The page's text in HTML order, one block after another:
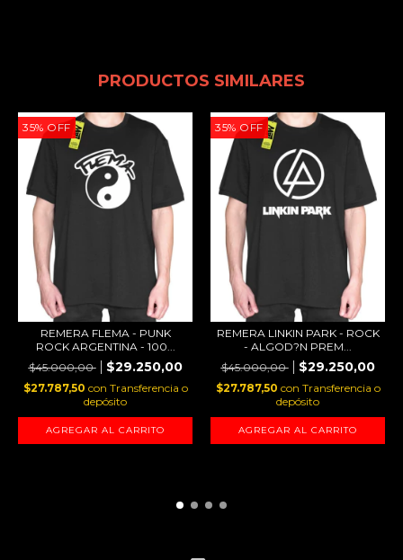
PRODUCTOS SIMILARES
35% OFF
REMERA FLEMA - PUNK
ROCK ARGENTINA - 100...
$45.000,00
$29.250,00
$27.787,50 con Transferencia o
depósito
AGREGAR AL CARRITO
35% OFF
REMERA LINKIN PARK - ROCK
- ALGOD?N PREM...
$45.000,00
$29.250,00
$27.787,50 con Transferencia o
depósito
AGREGAR AL CARRITO